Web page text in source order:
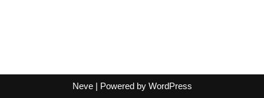
Neve| Powered by WordPress